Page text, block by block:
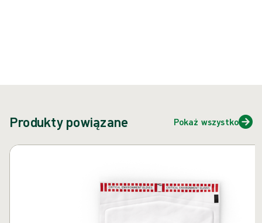
Produkty powiązane Pokaż wszystko